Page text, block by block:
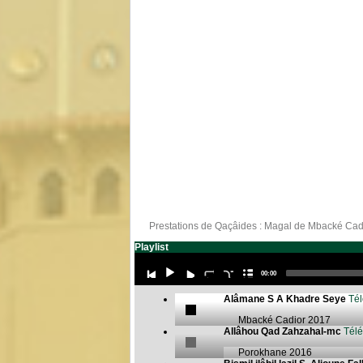
Prestations de Qaçâides : Magal de Mbacké
Playlist
Current
00:00
Alâmane S A Khadre Seye
Mbacké Cadior 2017
Allâhou Qad Zahzahal-mc
Porokhane 2016